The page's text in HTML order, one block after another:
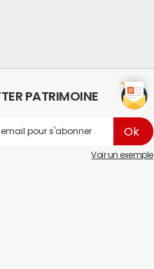
PATRIMOINE
Voir un exemple